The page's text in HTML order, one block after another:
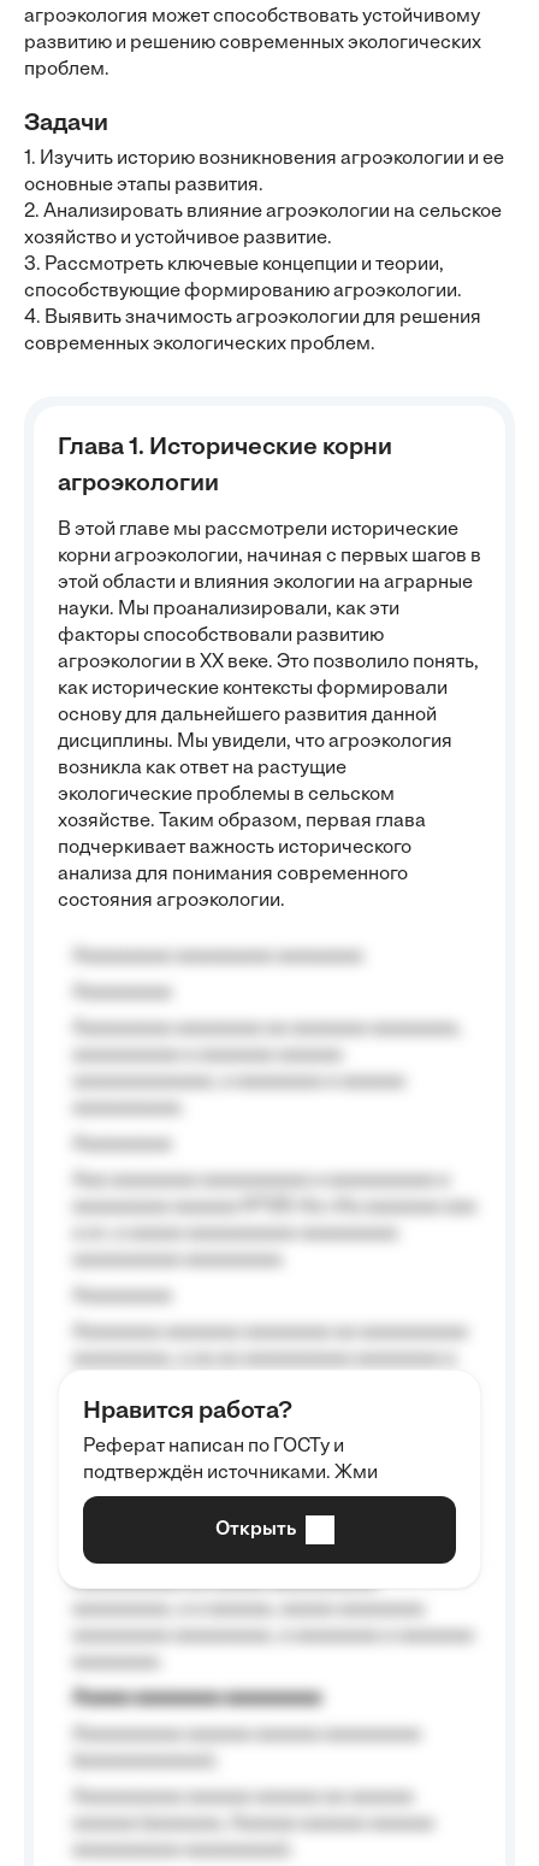
агроэкология может способствовать устойчивому
развитию и решению современных экологических
проблем.
Задачи
1. Изучить историю возникновения агроэкологии и ее
основные этапы развития.
2. Анализировать влияние агроэкологии на сельское
хозяйство и устойчивое развитие.
3. Рассмотреть ключевые концепции и теории,
способствующие формированию агроэкологии.
4. Выявить значимость агроэкологии для решения
современных экологических проблем.
Глава 1. Исторические корни
агроэкологии
В этой главе мы рассмотрели исторические
корни агроэкологии, начиная с первых шагов в
этой области и влияния экологии на аграрные
науки. Мы проанализировали, как эти
факторы способствовали развитию
агроэкологии в XX веке. Это позволило понять,
как исторические контексты формировали
основу для дальнейшего развития данной
дисциплины. Мы увидели, что агроэкология
возникла как ответ на растущие
экологические проблемы в сельском
хозяйстве. Таким образом, первая глава
подчеркивает важность исторического
анализа для понимания современного
состояния агроэкологии.
Aaaaaaaaa
Aaaaaaaaaa aa aaa aaaaaaaaa, a aaa
aaaaaaaaaa aaa, a aaaaaaaaaa, aaaaaa
aaaaaa a aaaaaa.
Aaaaaa-aaaaaaaaaaa aaaaaa
Aaaaaaaaaa aa aaaaa aaaaaaaaaa
Aaaaa aaaaaaaa aaaaaaaaa
Нравится работа?
Реферат написан по ГОСТу и
подтверждён источниками. Жми
Открыть